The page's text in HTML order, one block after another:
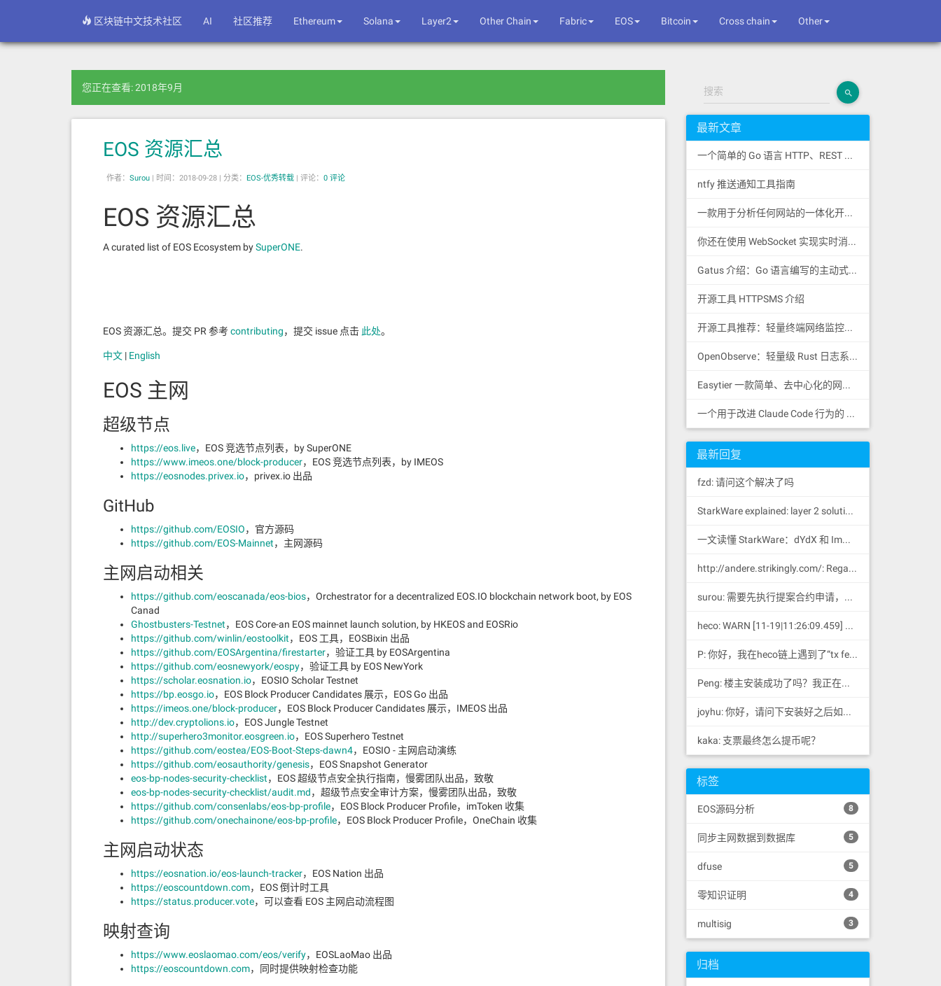
区块链中文技术社区 AI 社区推荐 Ethereum Solana Layer2 Other Chain Fabric EOS Bitcoin Cross chain Other
您正在查看: 2018年9月
EOS 资源汇总
作者： Surou | 时间：2018-09-28 | 分类： EOS-优秀转载 | 评论： 0 评论
EOS 资源汇总
A curated list of EOS Ecosystem bySuperONE.
EOS 资源汇总。提交 PR 参考contributing，提交 issue 点击 此处。
中文 | English
EOS 主网
超级节点
https://eos.live，EOS 竞选节点列表，by SuperONE
https://www.imeos.one/block-producer，EOS 竞选节点列表，by IMEOS
https://eosnodes.privex.io，privex.io 出品
GitHub
https://github.com/EOSIO，官方源码
https://github.com/EOS-Mainnet，主网源码
主网启动相关
https://github.com/eoscanada/eos-bios，Orchestrator for a decentralized EOS.IO blockchain network boot, by EOS
Canad
Ghostbusters-Testnet，EOS Core-an EOS mainnet launch solution, by HKEOS and EOSRio
https://github.com/winlin/eostoolkit，EOS 工具，EOSBixin 出品
https://github.com/EOSArgentina/firestarter，验证工具 by EOSArgentina
https://github.com/eosnewyork/eospy，验证工具 by EOS NewYork
https://scholar.eosnation.io，EOSIO Scholar Testnet
https://bp.eosgo.io，EOS Block Producer Candidates 展示，EOS Go 出品
https://imeos.one/block-producer，EOS Block Producer Candidates 展示，IMEOS 出品
http://dev.cryptolions.io，EOS Jungle Testnet
http://superhero3monitor.eosgreen.io，EOS Superhero Testnet
https://github.com/eostea/EOS-Boot-Steps-dawn4，EOSIO - 主网启动演练
https://github.com/eosauthority/genesis，EOS Snapshot Generator
eos-bp-nodes-security-checklist，EOS 超级节点安全执行指南，慢雾团队出品，致敬
eos-bp-nodes-security-checklist/audit.md，超级节点安全审计方案，慢雾团队出品，致敬
https://github.com/consenlabs/eos-bp-profile，EOS Block Producer Profile，imToken 收集
https://github.com/onechainone/eos-bp-profile，EOS Block Producer Profile，OneChain 收集
主网启动状态
https://eosnation.io/eos-launch-tracker，EOS Nation 出品
https://eoscountdown.com，EOS 倒计时工具
https://status.producer.vote，可以查看 EOS 主网启动流程图
映射查询
https://www.eoslaomao.com/eos/verify，EOSLaoMao 出品
https://eoscountdown.com，同时提供映射检查功能
搜索
最新文章
一个简单的 Go 语言 HTTP、REST 和 SSE 客户端库
ntfy 推送通知工具指南
一款用于分析任何网站的一体化开源情报工具
你还在使用 WebSocket 实现实时消息推送吗？
Gatus 介绍：Go 语言编写的主动式健康监控状态页
开源工具 HTTPSMS 介绍
开源工具推荐：轻量终端网络监控工具 RustNet
OpenObserve：轻量级 Rust 日志系统
Easytier 一款简单、去中心化的网状 VPN，支持 WireGuard
一个用于改进 Claude Code 行为的 CLAUDE.md 文件，源自 Andrej Karpathy 对 LLM 编码陷阱的观察。
最新回复
fzd: 请问这个解决了吗
StarkWare explained: layer 2 solution provider of dYdX and iMMUTABLE R11; BitKeep News: [...]Layer 2: https://...
一文读懂 StarkWare：dYdX 和 Immutable 背后的 L2 方案 R11; BitKeep 博客: [...]Layer 2:Comparing Laye...
http://andere.strikingly.com/: Regards, Great stuff!
surou: 需要先执行提案合约申请，等待出块节点地址同意后，才会进...
heco: WARN [11-19|11:26:09.459] N...
P: 你好，我在heco链上遇到了“tx fee excee...
Peng: 楼主安装成功了吗？我正在同步区块链，一天了，差不多才同...
joyhu: 你好，请问下安装好之后如何获取到bee.yaml配置文...
kaka: 支票最终怎么提币呢？
标签
EOS源码分析 8
同步主网数据到数据库 5
dfuse 5
零知识证明 4
multisig 3
归档